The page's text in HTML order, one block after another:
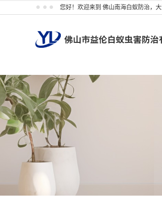
您好！欢迎来到 佛山南海白蚁防治，